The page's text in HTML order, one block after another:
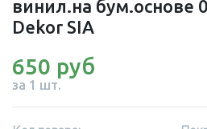
винил.на бум.основе
Dekor SIA
650 руб
за 1 шт.